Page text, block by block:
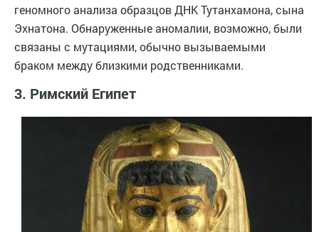
геномного анализа образцов ДНК Тутанхамона, сына
Эхнатона. Обнаруженные аномалии, возможно, были
связаны с мутациями, обычно вызываемыми
браком между близкими родственниками.
3. Римский Египет